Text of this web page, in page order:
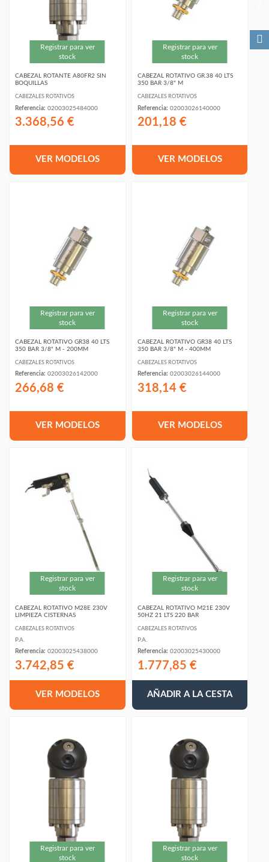
Registrar para ver
stock
CABEZAL ROTANTE A80FR2 SIN
BOQUILLAS
CABEZALES ROTATIVOS
Referencia: 02003025484000
3.368,56 €
VER MODELOS
Registrar para ver
stock
CABEZAL ROTATIVO GR.38 40 LTS
350 BAR 3/8" M
CABEZALES ROTATIVOS
Referencia: 02003026140000
201,18 €
VER MODELOS
Registrar para ver
stock
CABEZAL ROTATIVO GR38 40 LTS
350 BAR 3/8" M - 200MM
CABEZALES ROTATIVOS
Referencia: 02003026142000
266,68 €
VER MODELOS
Registrar para ver
stock
CABEZAL ROTATIVO GR38 40 LTS
350 BAR 3/8" M - 400MM
CABEZALES ROTATIVOS
Referencia: 02003026144000
318,14 €
VER MODELOS
Registrar para ver
stock
CABEZAL ROTATIVO M28E 230V
LIMPIEZA CISTERNAS
CABEZALES ROTATIVOS
P.A.
Referencia: 02003025438000
3.742,85 €
VER MODELOS
Registrar para ver
stock
CABEZAL ROTATIVO M21E 230V
50HZ 21 LTS 220 BAR
CABEZALES ROTATIVOS
P.A.
Referencia: 02003025430000
1.777,85 €
AÑADIR A LA CESTA
Registrar para ver
stock
Registrar para ver
stock